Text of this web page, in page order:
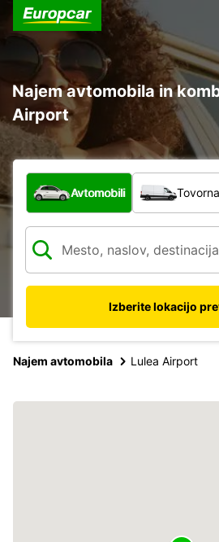
Najem avtomobila in
Airport
Katera vrsta vozila?
Avtomobili
Izberite lokacijo
Najem avtomobila Lulea Airport